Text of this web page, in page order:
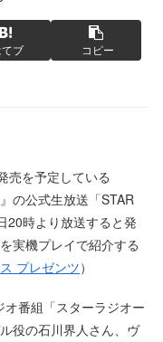
ブ コピー
売を予定している
の公式生放送「STAR
20時より放送すると発
実機プレイで紹介する
プレゼンツ）
番組「スターラジオー
役の石川界人さん、ヴ